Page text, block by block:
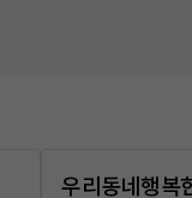
우리동네행복